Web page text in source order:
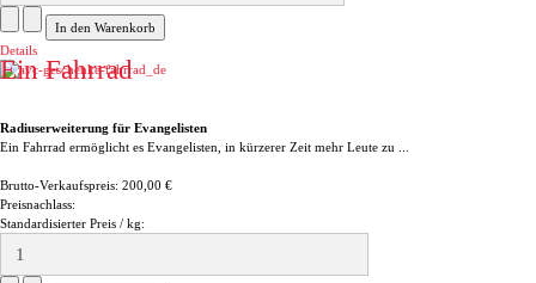
Details
Ein Fahrrad
Radiuserweiterung für Evangelisten
Ein Fahrrad ermöglicht es Evangelisten, in kürzerer Zeit mehr Leute zu ...
Brutto-Verkaufspreis: 200,00 €
Preisnachlass:
Standardisierter Preis / kg: